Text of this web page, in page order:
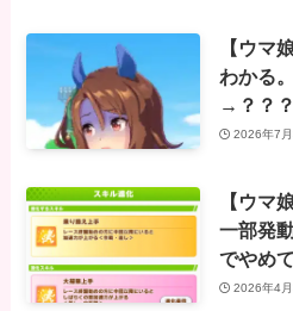
【ウマ
わかる
→？？
2026年7
【ウマ
一部発
でやめ
2026年4